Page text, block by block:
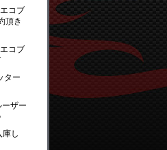
コブ
頂き
コブ
ター
ザー
し